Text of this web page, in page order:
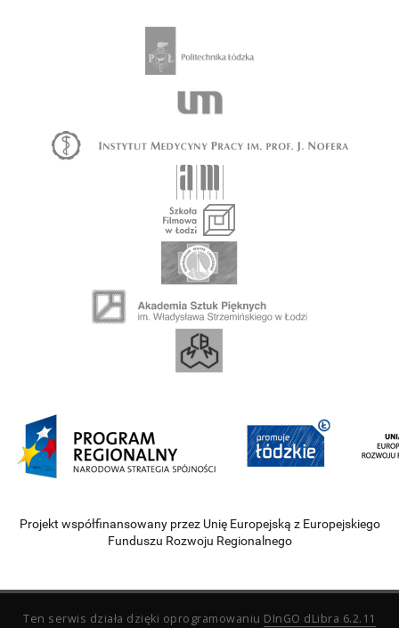
Projekt współfinansowany przez Unię Europejską z Europejskiego
Funduszu Rozwoju Regionalnego
Ten serwis działa dzięki oprogramowaniu DInGO dLibra 6.2.11